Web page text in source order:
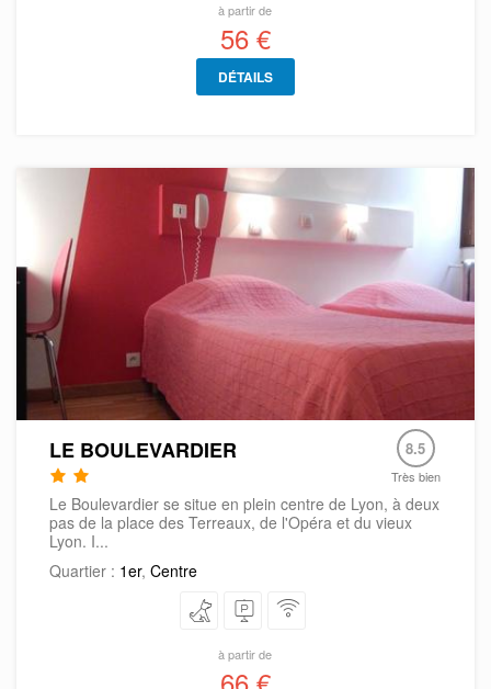
à partir de
56 €
DÉTAILS
LE BOULEVARDIER 8.5
Très bien
Le Boulevardier se situe en plein centre de Lyon, à deux
pas de la place des Terreaux, de l'Opéra et du vieux
Lyon. I...
Quartier : 1er, Centre
à partir de